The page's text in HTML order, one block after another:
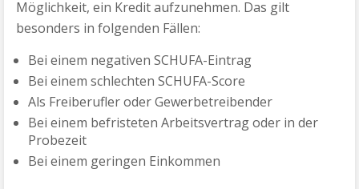
Möglichkeit, ein Kredit aufzunehmen. Das gilt
besonders in folgenden Fällen:
Bei einem negativen SCHUFA-Eintrag
Bei einem schlechten SCHUFA-Score
Als Freiberufler oder Gewerbetreibender
Bei einem befristeten Arbeitsvertrag oder in der
Probezeit
Bei einem geringen Einkommen